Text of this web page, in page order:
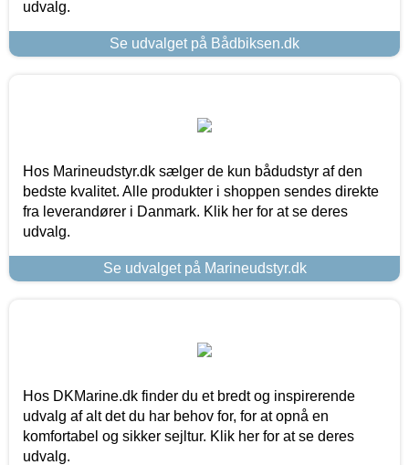
udvalg.
Se udvalget på Bådbiksen.dk
Hos Marineudstyr.dk sælger de kun bådudstyr af den
bedste kvalitet. Alle produkter i shoppen sendes direkte
fra leverandører i Danmark. Klik her for at se deres
udvalg.
Se udvalget på Marineudstyr.dk
Hos DKMarine.dk finder du et bredt og inspirerende
udvalg af alt det du har behov for, for at opnå en
komfortabel og sikker sejltur. Klik her for at se deres
udvalg.